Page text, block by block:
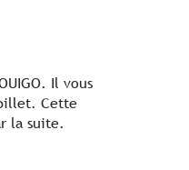
Il vous
Cette
la suite.